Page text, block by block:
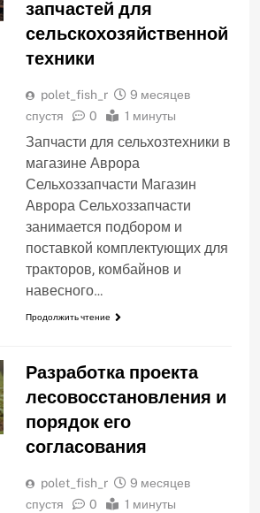
запчастей для
сельскохозяйственной
техники
polet_fish_r
9 месяцев
спустя
0 1 минуты
Запчасти для сельхозтехники в
магазине Аврора
Сельхоззапчасти Магазин
Аврора Сельхоззапчасти
занимается подбором и
поставкой комплектующих для
тракторов, комбайнов и
навесного…
Продолжить чтение
Разработка проекта
лесовосстановления и
порядок его
согласования
polet_fish_r
9 месяцев
спустя
0 1 минуты